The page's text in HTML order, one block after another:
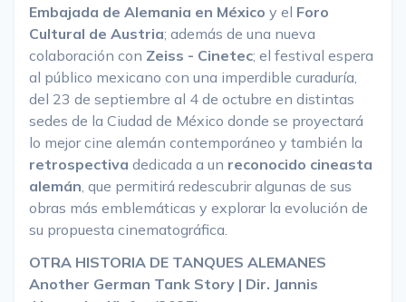
Embajada de Alemania en México y el Foro
Cultural de Austria; además de una nueva
colaboración con Zeiss - Cinetec; el festival espera
al público mexicano con una imperdible curaduría,
del 23 de septiembre al 4 de octubre en distintas
sedes de la Ciudad de México donde se proyectará
lo mejor cine alemán contemporáneo y también la
retrospectiva dedicada a un reconocido cineasta
alemán , que permitirá redescubrir algunas de sus
obras más emblemáticas y explorar la evolución de
su propuesta cinematográfica.
OTRA HISTORIA DE TANQUES ALEMANES
Another German Tank Story | Dir. Jannis